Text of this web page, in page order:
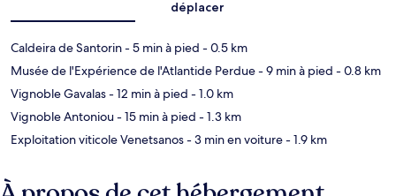
déplacer
Caldeira de Santorin- 5 min à pied - 0.5 km
Musée de l'Expérience de l'Atlantide Perdue- 9 min à pied - 0.8 km
Vignoble Gavalas- 12 min à pied - 1.0 km
Vignoble Antoniou- 15 min à pied - 1.3 km
Exploitation viticole Venetsanos- 3 min en voiture- 1.9 km